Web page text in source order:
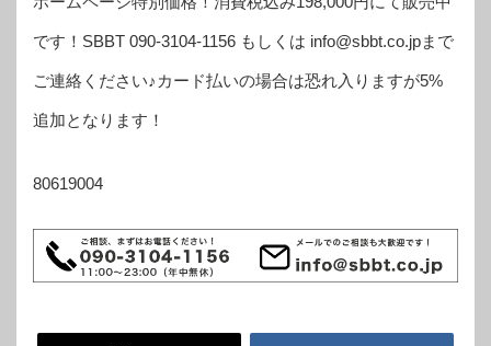
です！SBBT 090-3104-1156 もしくは info@sbbt.co.jpまで
ご連絡ください♪カード払いの場合は恐れ入りますが5%
追加となります！
80619004